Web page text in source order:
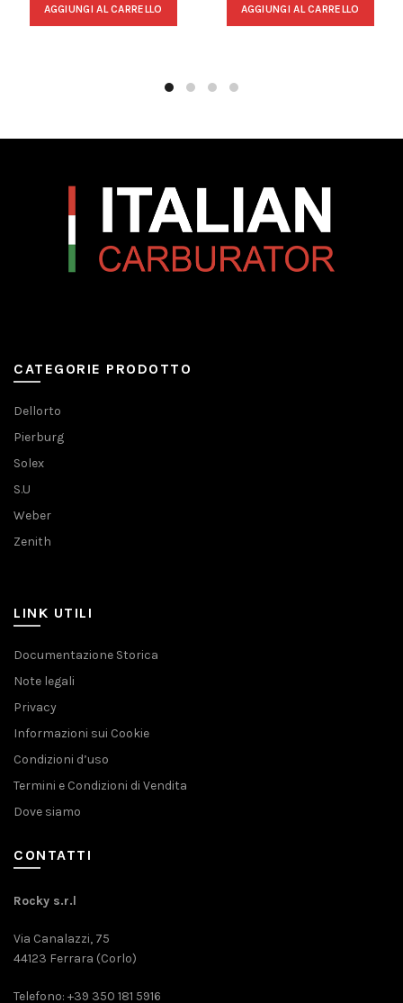
AGGIUNGI AL CARRELLO AGGIUNGI AL CARRELLO
CATEGORIE PRODOTTO
Dellorto
Pierburg
Solex
S.U
Weber
Zenith
LINK UTILI
Documentazione Storica
Note legali
Privacy
Informazioni sui Cookie
Condizioni d’uso
Termini e Condizioni di Vendita
Dove siamo
CONTATTI
Rocky s.r.l
Via Canalazzi, 75
44123 Ferrara (Corlo)
Telefono: +39 350 181 5916